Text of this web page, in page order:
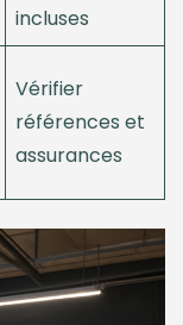
incluses
Vérifier
références et
assurances